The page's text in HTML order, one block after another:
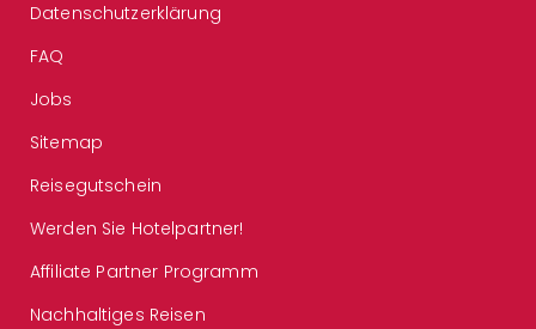
Datenschutzerklärung
FAQ
Jobs
Sitemap
Reisegutschein
Werden Sie Hotelpartner!
Affiliate Partner Programm
Nachhaltiges Reisen